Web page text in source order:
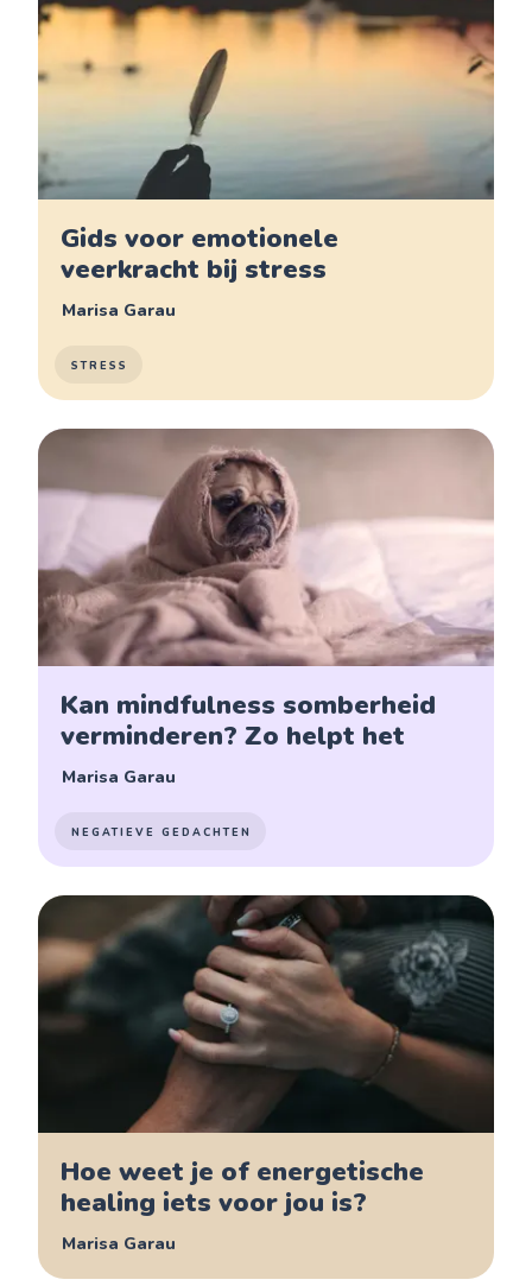
Gids voor emotionele
veerkracht bij stress
Marisa Garau
STRESS
Kan mindfulness somberheid
verminderen? Zo helpt het
Marisa Garau
NEGATIEVE GEDACHTEN
Hoe weet je of energetische
healing iets voor jou is?
Marisa Garau